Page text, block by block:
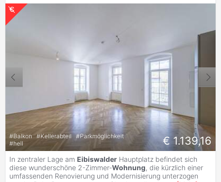
#Balkon #Kellerabteil #Parkmöglichkeit
#hell € 1.139,16
In zentraler Lage am Eibiswalder Hauptplatz befindet sich
diese wunderschöne 2-Zimmer-Wohnung, die kürzlich einer
umfassenden Renovierung und Modernisierung unterzogen